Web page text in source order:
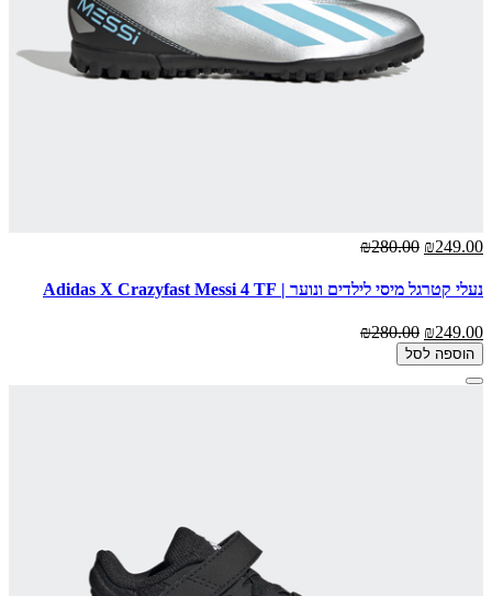
₪249.00
₪280.00
נעלי קטרגל מיסי לילדים ונוער | Adidas X Crazyfast Messi 4 TF
₪249.00
₪280.00
הוספה לסל